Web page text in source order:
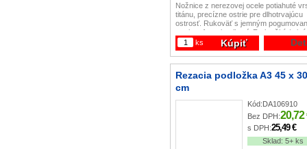
Nožnice z nerezovej ocele potiahuté
titánu, precízne ostrie pre dlhotrvajúcu
ostrosť. Rukoväť s jemným
pre komfor pri strihaní. Farba žltá /
Záruka 25 rokov. V
ks Kúpiť
Rezacia podložka A3 45 x
cm
Kód:DA106910
Bez DPH:20,72
s DPH:25,49 €
Sklad:5+ ks